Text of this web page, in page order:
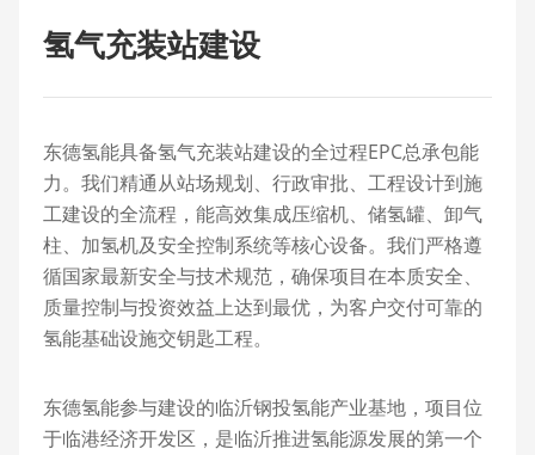
氢气充装站建设
东德氢能具备氢气充装站建设的全过程EPC总承包能
力。我们精通从站场规划、行政审批、工程设计到施
工建设的全流程，能高效集成压缩机、储氢罐、卸气
柱、加氢机及安全控制系统等核心设备。我们严格遵
循国家最新安全与技术规范，确保项目在本质安全、
质量控制与投资效益上达到最优，为客户交付可靠的
氢能基础设施交钥匙工程。
东德氢能参与建设的临沂钢投氢能产业基地，项目位
于临港经济开发区，是临沂推进氢能源发展的第一个